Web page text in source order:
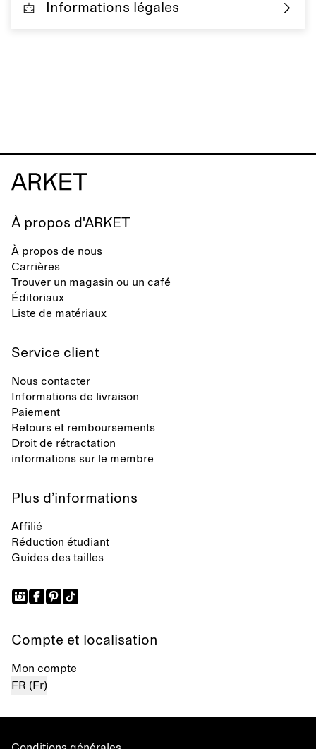
Informations légales
À propos d'ARKET
À propos de nous
Carrières
Trouver un magasin ou un café
Éditoriaux
Liste de matériaux
Service client
Nous contacter
Informations de livraison
Paiement
Retours et remboursements
Droit de rétractation
informations sur le membre
Plus d’informations
Affilié
Réduction étudiant
Guides des tailles
Compte et localisation
Mon compte
FR (Fr)